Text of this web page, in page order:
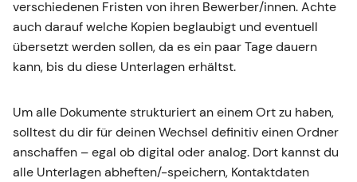
verschiedenen Fristen von ihren Bewerber/innen. Achte
auch darauf welche Kopien beglaubigt und eventuell
übersetzt werden sollen, da es ein paar Tage dauern
kann, bis du diese Unterlagen erhältst.
Um alle Dokumente strukturiert an einem Ort zu haben,
solltest du dir für deinen Wechsel definitiv einen Ordner
anschaffen – egal ob digital oder analog. Dort kannst du
alle Unterlagen abheften/-speichern, Kontaktdaten